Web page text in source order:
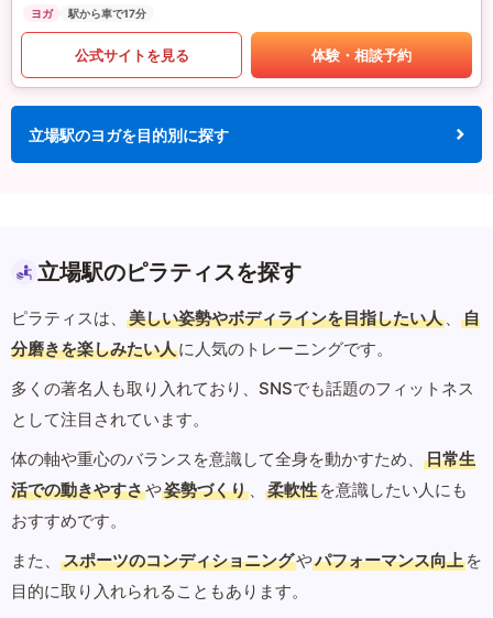
ヨガ 駅から車で17分
公式サイトを見る 体験・相談予約
立場駅のヨガを目的別に探す
立場駅のピラティスを探す
ピラティスは、 美しい姿勢やボディラインを目指したい人 、
自
分磨きを楽しみたい人に人気のトレーニングです。
多くの著名人も取り入れており、SNSでも話題のフィットネス
として注目されています。
体の軸や重心のバランスを意識して全身を動かすため、
日常生
活での動きやすさや姿勢づくり 、 柔軟性 を意識したい人にも
おすすめです。
また、
スポーツのコンディショニングやパフォーマンス向上 を
目的に取り入れられることもあります。